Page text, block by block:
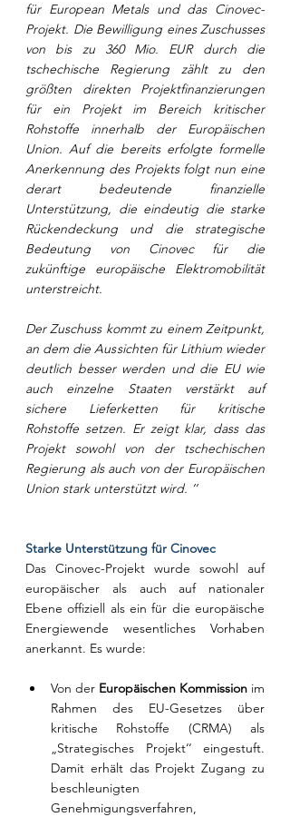
für European Metals und das Cinovec-
Projekt. Die Bewilligung eines Zuschusses
von bis zu 360 Mio. EUR durch die
tschechische Regierung zählt zu den
größten direkten Projektfinanzierungen
für ein Projekt im Bereich kritischer
Rohstoffe innerhalb der Europäischen
Union. Auf die bereits erfolgte formelle
Anerkennung des Projekts folgt nun eine
derart bedeutende finanzielle
Unterstützung, die eindeutig die starke
Rückendeckung und die strategische
Bedeutung von Cinovec für die
zukünftige europäische Elektromobilität
unterstreicht.
Der Zuschuss kommt zu einem Zeitpunkt,
an dem die Aussichten für Lithium wieder
deutlich besser werden und die EU wie
auch einzelne Staaten verstärkt auf
sichere Lieferketten für kritische
Rohstoffe setzen. Er zeigt klar, dass das
Projekt sowohl von der tschechischen
Regierung als auch von der Europäischen
Union stark unterstützt wird. ’’
Starke Unterstützung für Cinovec
Das Cinovec-Projekt wurde sowohl auf
europäischer als auch auf nationaler
Ebene offiziell als ein für die europäische
Energiewende wesentliches Vorhaben
anerkannt. Es wurde:
Von der Europäischen Kommission im
Rahmen des EU-Gesetzes über
kritische Rohstoffe (CRMA) als
„Strategisches Projekt‘‘ eingestuft.
Damit erhält das Projekt Zugang zu
beschleunigten
Genehmigungsverfahren,